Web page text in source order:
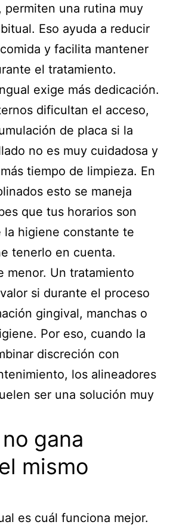
permiten una rutina muy
Eso ayuda a reducir
y facilita mantener
el tratamiento.
exige más dedicación.
dificultan el acceso,
de placa si la
no es muy cuidadosa y
tiempo de limpieza. En
esto se maneja
que tus horarios son
la higiene constante te
tenerlo en cuenta.
menor. Un tratamiento
si durante el proceso
gingival, manchas o
Por eso, cuando la
discreción con
los alineadores
ser una solución muy
gana
mismo
es cuál funciona mejor.